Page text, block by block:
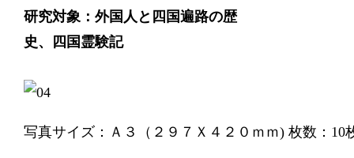
研究対象：外国人と四国遍路の歴
史、四国霊験記
写真サイズ：Ａ３（２９７Ｘ４２０ｍｍ) 枚数：10